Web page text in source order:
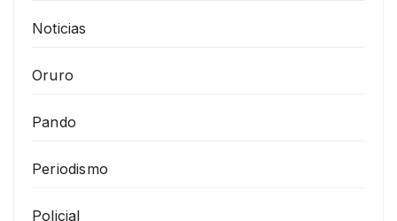
Noticias
Oruro
Pando
Periodismo
Policial